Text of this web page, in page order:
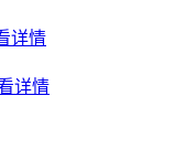
详情
详情